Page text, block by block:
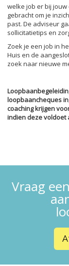
welke job er bij
gebracht om je
past. De adviseur
sollicitatietips en
Zoek je een job in
Huis en de
zoek naar nieuwe
loopbaancheques
coaching krijgen
indien deze voldoet
Vraag